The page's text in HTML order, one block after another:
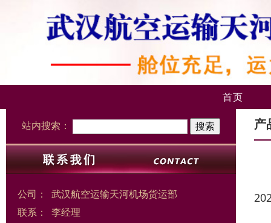
首页
站内搜索：
公司：
武汉航空运输天河机场货运部
联系：
李经理
产